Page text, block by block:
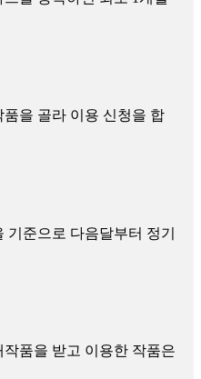
을 골라 이용 신청을 합
준으로 다음달부터 정기
품을 받고 이용한 작품은